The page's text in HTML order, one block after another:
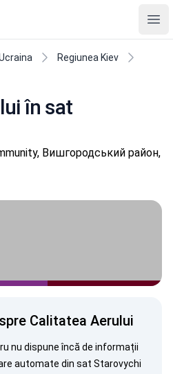
Regiunea Kiev
în sat
Вишгородський район,
Calitatea Aerului
nu dispune încă de informații
automate din sat Starovychi